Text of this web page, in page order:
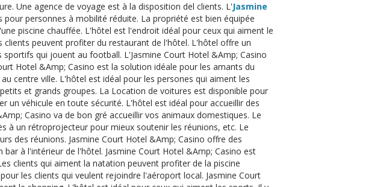
Une agence de voyage est à la disposition del clients. L'Jasmine
pour personnes à mobilité réduite. La propriété est bien équipée
piscine chauffée. L'hôtel est l'endroit idéal pour ceux qui aiment le
peuvent profiter du restaurant de l'hôtel. L'hôtel offre un
qui jouent au football. L'Jasmine Court Hotel &Amp; Casino
Hotel &Amp; Casino est la solution idéale pour les amants du
centre ville. L'hôtel est idéal pour les persones qui aiment les
et grands groupes. La Location de voitures est disponible pour
un véhicule en toute sécurité. L'hôtel est idéal pour accueillir des
Casino va de bon gré accueillir vos animaux domestiques. Le
à un rétroprojecteur pour mieux soutenir les réunions, etc. Le
des réunions. Jasmine Court Hotel &Amp; Casino offre des
à l'intérieur de l'hôtel. Jasmine Court Hotel &Amp; Casino est
clients qui aiment la natation peuvent profiter de la piscine
les clients qui veulent rejoindre l'aéroport local. Jasmine Court